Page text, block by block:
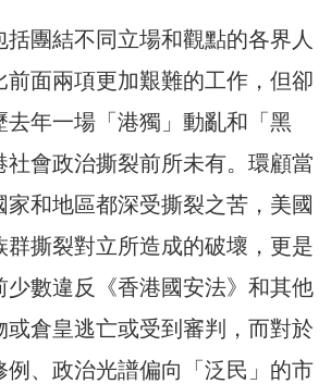
團結不同立場和觀點的各界人
前面兩項更加艱難的工作，但卻
去年一場「港獨」動亂和「黑
社會政治撕裂前所未有。環顧當
家和地區都深受撕裂之苦，美國
群撕裂對立所造成的破壞，更是
少數違反《香港國安法》和其他
或倉皇逃亡或受到審判，而對於
例、政治光譜偏向「泛民」的市